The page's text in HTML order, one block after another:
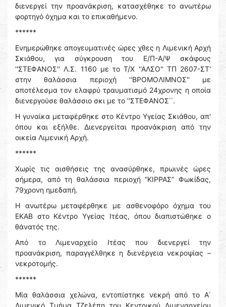
διενεργεί την προανάκριση, κατασχέθηκε το ανωτέρω
φορτηγό όχημα και το επικαθήμενο.
******
Ενημερώθηκε απογευματινές ώρες χθες η Λιμενική Αρχή
Σκιάθου, για σύγκρουση του Ε/Π-Α/Ψ σκάφους
''ΣΤΕΦΑΝΟΣ'' Λ.Σ. 1160 με το Τ/Χ ''ΑΛΣΟ'' ΤΠ 2607-ΣΤ'
στην θαλάσσια περιοχή ''ΒΡΟΜΟΛΙΜΝΟΣ'' με
αποτέλεσμα τον ελαφρύ τραυματισμό 24χρονης η οποία
διενεργούσε θαλάσσιο σκι με το ''ΣΤΕΦΑΝΟΣ΄΄.
Η γυναίκα μεταφέρθηκε στο Κέντρο Υγείας Σκιάθου, απ'
όπου και εξήλθε. Διενεργείται προανάκριση από την
οικεία Λιμενική Αρχή.
******
Χωρίς τις αισθήσεις της ανασύρθηκε, πρωινές ώρες
σήμερα, από τη θαλάσσια περιοχή “ΚΙΡΡΑΣ” Φωκίδας,
79χρονη ημεδαπή.
Η ανωτέρω μεταφέρθηκε με ασθενοφόρο όχημα του
ΕΚΑΒ στο Κέντρο Υγείας Ιτέας, όπου διαπιστώθηκε ο
θάνατός της.
Από το Λιμεναρχείο Ιτέας που διενεργεί την
προανάκριση, παραγγέλθηκε η διενέργεια νεκροψίας –
νεκροτομής.
******
Μία θαλάσσια χελώνα, εντοπίστηκε νεκρή από το Α΄
Λιμενικό Τμήμα Τζελέπη του Κεντρικού Λιμεναρχείου